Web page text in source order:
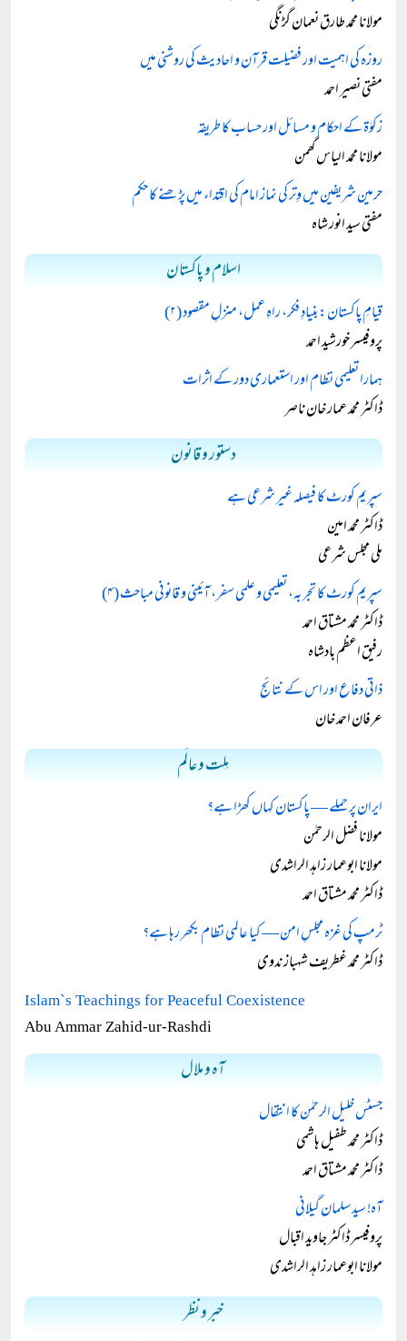
مولانا محمد طارق نعمان گڑنگی
روزہ کی اہمیت اور فضیلت قرآن و احادیث کی روشنی میں
مفتی نصیر احمد
زکوٰۃ کے احکام و مسائل اور حساب کا طریقہ
مولانا محمد الیاس گھمن
حرمین شریفین میں وِتر کی نماز امام کی اقتداء میں پڑھنے کا حکم
مفتی سید انور شاہ
اسلام و پاکستان
قیامِ پاکستان: بنیادِ فکر، راہِ عمل، منزلِ مقصود (۲)
پروفیسر خورشید احمد
ہمارا تعلیمی نظام اور استعماری دور کے اثرات
ڈاکٹر محمد عمار خان ناصر
دستور و قانون
سپریم کورٹ کا فیصلہ غیر شرعی ہے
ڈاکٹر محمد امین
ملی مجلس شرعی
سپریم کورٹ کا تجربہ، تعلیمی و علمی سفر، آئینی و قانونی مباحث (۴)
ڈاکٹر محمد مشتاق احمد
رفیق اعظم بادشاہ
ذاتی دفاع اور اس کے نتائج
عرفان احمد خان
مِلت و عالَم
ایران پر حملے — پاکستان کہاں کھڑا ہے؟
مولانا فضل الرحمٰن
مولانا ابوعمار زاہد الراشدی
ڈاکٹر محمد مشتاق احمد
ٹرمپ کی غزہ مجلسِ امن — کیا عالمی نظام بکھر رہا ہے؟
ڈاکٹر محمد غطریف شہباز ندوی
Islam`s Teachings for Peaceful Coexistence
Abu Ammar Zahid-ur-Rashdi
آہ و ملال
جسٹس خلیل الرحمٰن کا انتقال
ڈاکٹر محمد طفیل ہاشمی
ڈاکٹر محمد مشتاق احمد
آہ! سید سلمان گیلانی
پروفیسر ڈاکٹر جاوید اقبال
مولانا ابوعمار زاہد الراشدی
خبر و نظر